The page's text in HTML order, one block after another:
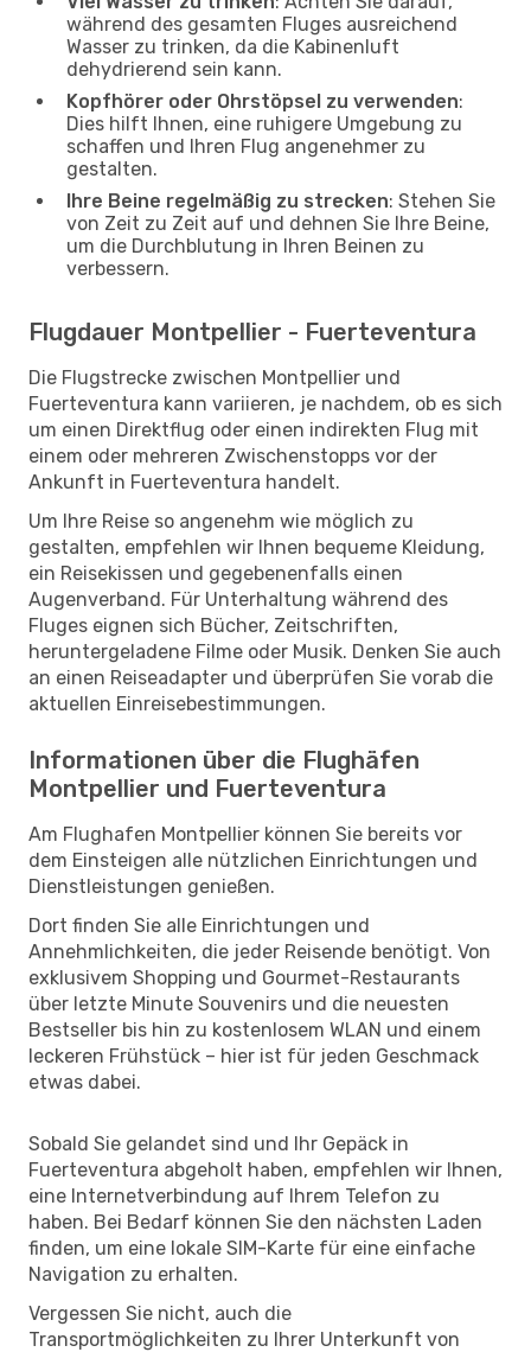
während des gesamten Fluges ausreichend
Wasser zu trinken, da die Kabinenluft
dehydrierend sein kann.
Kopfhörer oder Ohrstöpsel zu verwenden:
Dies hilft Ihnen, eine ruhigere Umgebung zu
schaffen und Ihren Flug angenehmer zu
gestalten.
Ihre Beine regelmäßig zu strecken: Stehen Sie
von Zeit zu Zeit auf und dehnen Sie Ihre Beine,
um die Durchblutung in Ihren Beinen zu
verbessern.
Flugdauer Montpellier - Fuerteventura
Die Flugstrecke zwischen Montpellier und
Fuerteventura kann variieren, je nachdem, ob es sich
um einen Direktflug oder einen indirekten Flug mit
einem oder mehreren Zwischenstopps vor der
Ankunft in Fuerteventura handelt.
Um Ihre Reise so angenehm wie möglich zu
gestalten, empfehlen wir Ihnen bequeme Kleidung,
ein Reisekissen und gegebenenfalls einen
Augenverband. Für Unterhaltung während des
Fluges eignen sich Bücher, Zeitschriften,
heruntergeladene Filme oder Musik. Denken Sie auch
an einen Reiseadapter und überprüfen Sie vorab die
aktuellen Einreisebestimmungen.
Informationen über die Flughäfen
Montpellier und Fuerteventura
Am Flughafen Montpellier können Sie bereits vor
dem Einsteigen alle nützlichen Einrichtungen und
Dienstleistungen genießen.
Dort finden Sie alle Einrichtungen und
Annehmlichkeiten, die jeder Reisende benötigt. Von
exklusivem Shopping und Gourmet-Restaurants
über letzte Minute Souvenirs und die neuesten
Bestseller bis hin zu kostenlosem WLAN und einem
leckeren Frühstück – hier ist für jeden Geschmack
etwas dabei.
Sobald Sie gelandet sind und Ihr Gepäck in
Fuerteventura abgeholt haben, empfehlen wir Ihnen,
eine Internetverbindung auf Ihrem Telefon zu
haben. Bei Bedarf können Sie den nächsten Laden
finden, um eine lokale SIM-Karte für eine einfache
Navigation zu erhalten.
Vergessen Sie nicht, auch die
Transportmöglichkeiten zu Ihrer Unterkunft von